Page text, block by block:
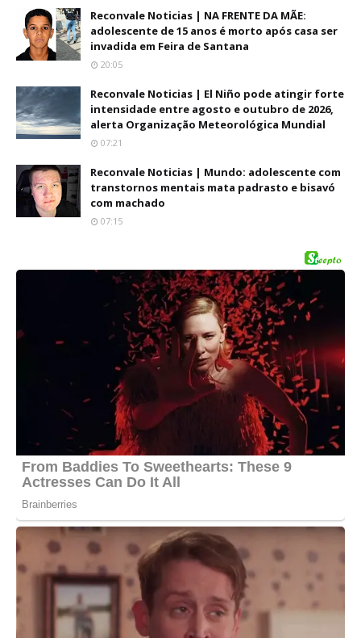
Reconvale Noticias | NA FRENTE DA MÃE:
adolescente de 15 anos é morto após casa ser
invadida em Feira de Santana
20:05
Reconvale Noticias | El Niño pode atingir forte
intensidade entre agosto e outubro de 2026,
alerta Organização Meteorológica Mundial
07:21
Reconvale Noticias | Mundo: adolescente com
transtornos mentais mata padrasto e bisavó
com machado
07:15